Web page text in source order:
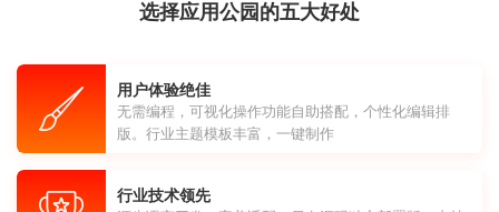
选择应用公园的五大好处
用户体验绝佳
无需编程，可视化操作功能自助搭配，个性化编辑排
版。行业主题模板丰富，一键制作
行业技术领先